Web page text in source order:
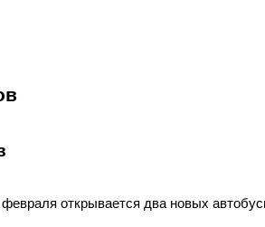
открывается два новых